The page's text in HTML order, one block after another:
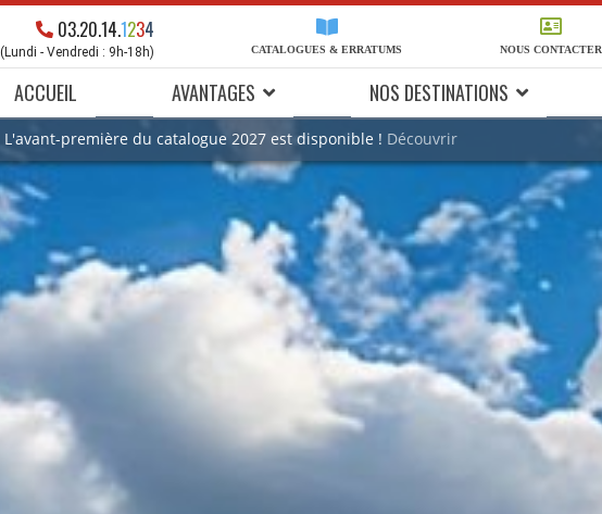
03.20.14.1234
(Lundi - Vendredi : 9h-18h) CATALOGUES & ERRATUMS NOUS CONTACTER
ACCUEIL AVANTAGES NOS DESTINATIONS
L'avant-première du catalogue 2027 est disponible ! Découvrir